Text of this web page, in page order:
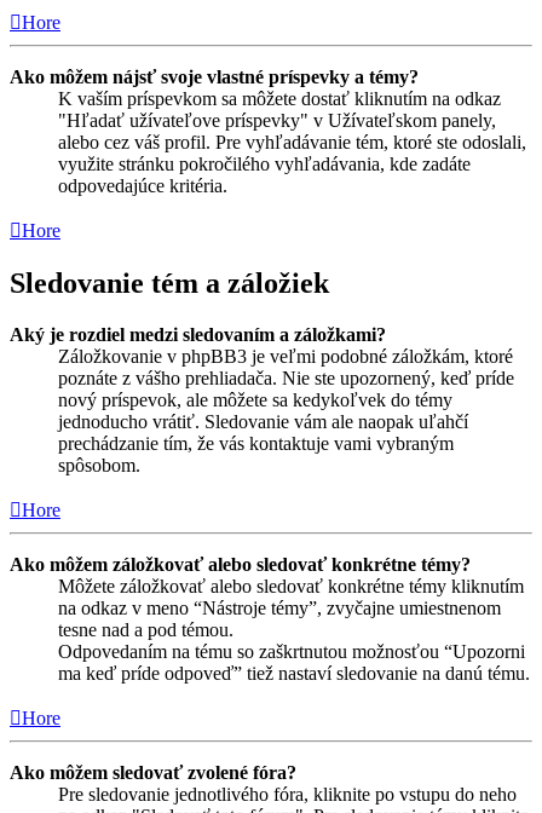
Hore
Ako môžem nájsť svoje vlastné príspevky a témy?
K vaším príspevkom sa môžete dostať kliknutím na odkaz
"Hľadať užívateľove príspevky" v Užívateľskom panely,
alebo cez váš profil. Pre vyhľadávanie tém, ktoré ste odoslali,
využite stránku pokročilého vyhľadávania, kde zadáte
odpovedajúce kritéria.
Hore
Sledovanie tém a záložiek
Aký je rozdiel medzi sledovaním a záložkami?
Záložkovanie v phpBB3 je veľmi podobné záložkám, ktoré
poznáte z vášho prehliadača. Nie ste upozornený, keď príde
nový príspevok, ale môžete sa kedykoľvek do témy
jednoducho vrátiť. Sledovanie vám ale naopak uľahčí
prechádzanie tím, že vás kontaktuje vami vybraným
spôsobom.
Hore
Ako môžem záložkovať alebo sledovať konkrétne témy?
Môžete záložkovať alebo sledovať konkrétne témy kliknutím
na odkaz v meno “Nástroje témy”, zvyčajne umiestnenom
tesne nad a pod témou.
Odpovedaním na tému so zaškrtnutou možnosťou “Upozorni
ma keď príde odpoveď” tiež nastaví sledovanie na danú tému.
Hore
Ako môžem sledovať zvolené fóra?
Pre sledovanie jednotlivého fóra, kliknite po vstupu do neho